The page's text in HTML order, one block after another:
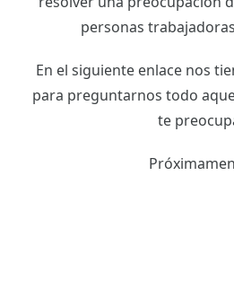
personas
En el siguiente enlace nos
para preguntarnos todo
te